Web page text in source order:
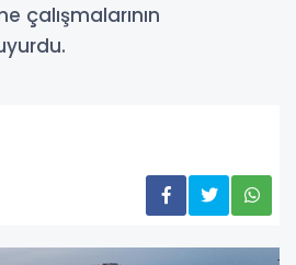
çalışmalarının